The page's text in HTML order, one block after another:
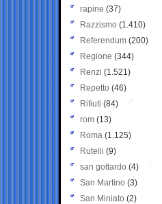
rapine (37)
Razzismo (1.410)
Referendum (200)
Regione (344)
Renzi (1.521)
Repetto (46)
Rifiuti (84)
rom (13)
Roma (1.125)
Rutelli (9)
san gottardo (4)
San Martino (3)
San Miniato (2)